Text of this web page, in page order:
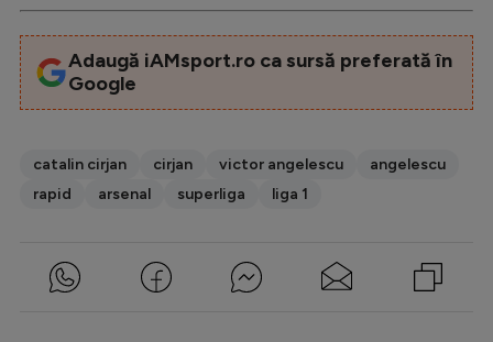
Adaugă iAMsport.ro ca sursă preferată în
Google
catalin cirjan cirjan victor angelescu
angelescu
rapid
arsenal superliga liga 1